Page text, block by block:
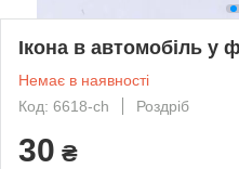
Ікона в автомобіль у
Немає в наявності
Код: 6618-ch
Роздріб
30 ₴